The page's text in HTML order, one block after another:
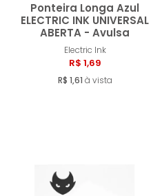
Ponteira Longa Azul
ELECTRIC INK UNIVERSAL
ABERTA - Avulsa
Electric Ink
R$ 1,69
R$ 1,61 à vista